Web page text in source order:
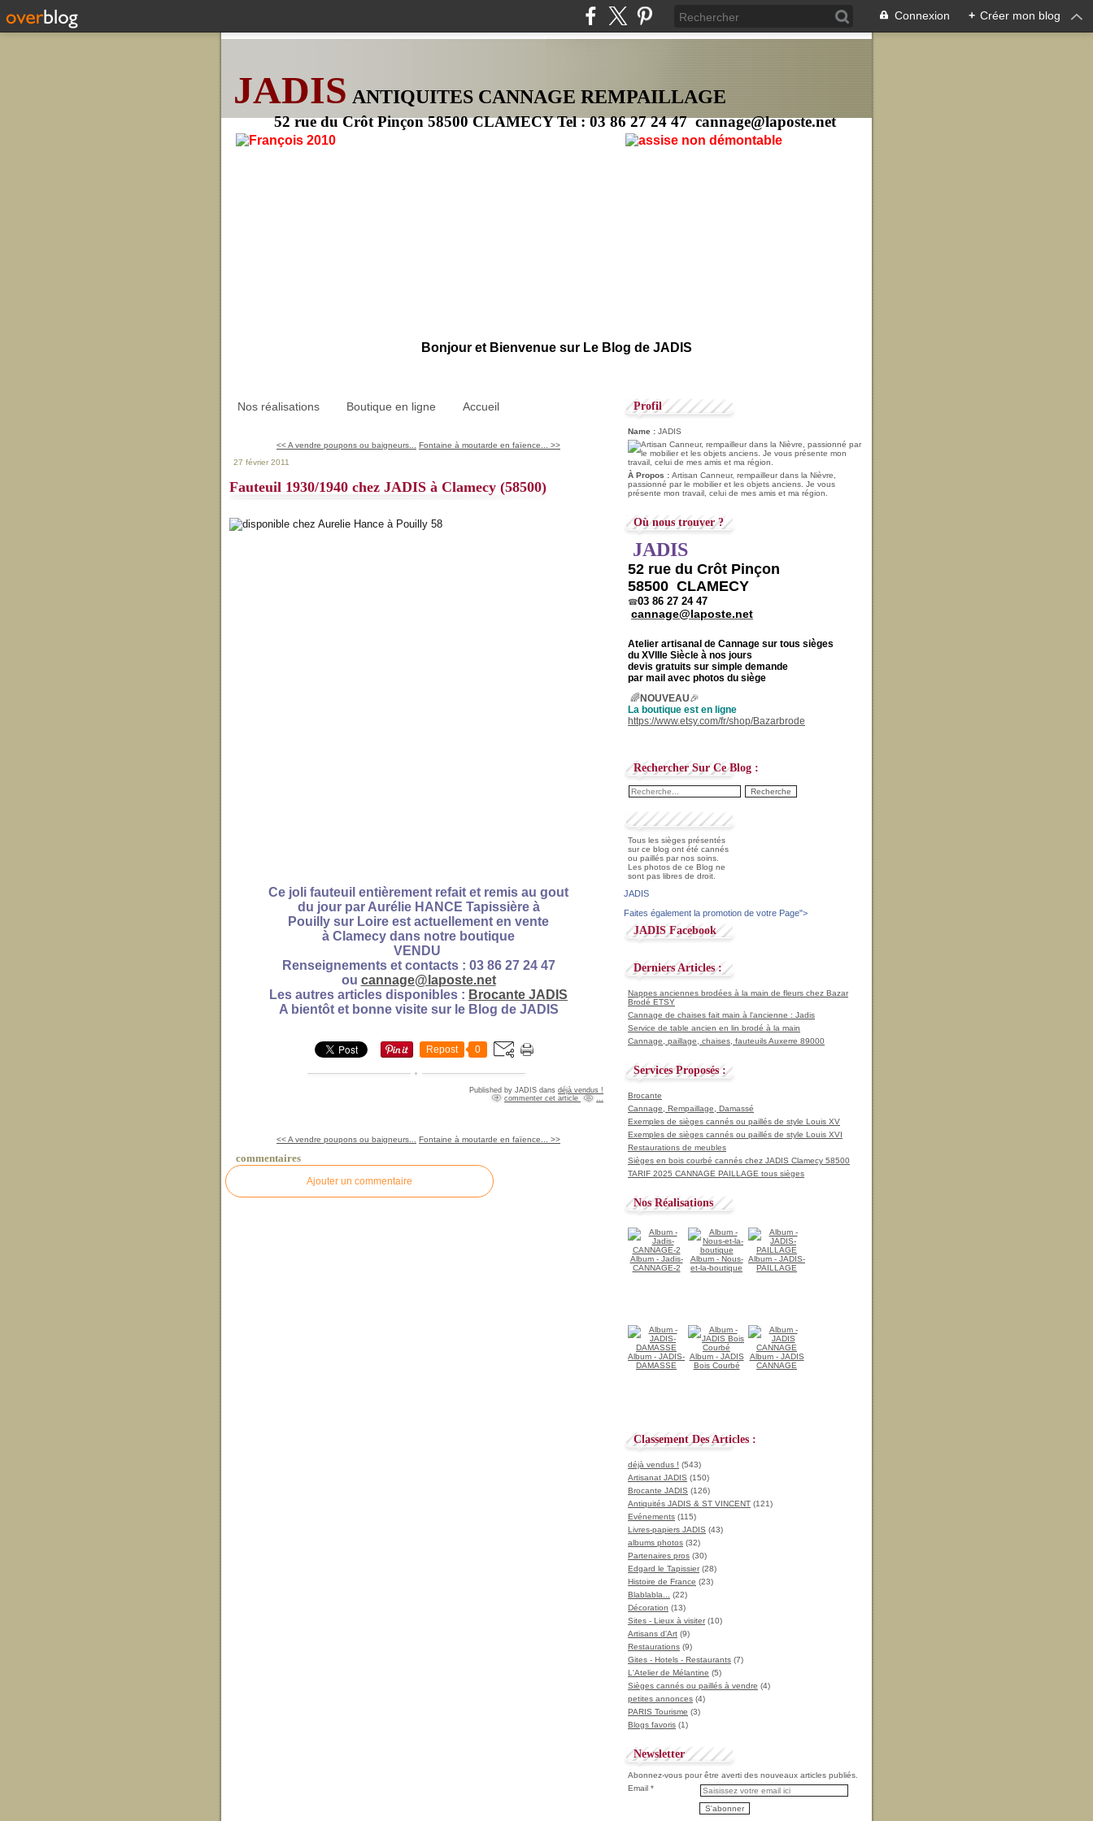
Connexion + Créer mon blog
JADIS ANTIQUITES CANNAGE REMPAILLAGE
52 rue du Crôt Pinçon 58500 CLAMECY Tel : 03 86 27 24 47 cannage@laposte.net
Bonjour et Bienvenue sur Le Blog de JADIS
Nos réalisations Boutique en ligne Accueil
<< A vendre poupons ou baigneurs...
Fontaine à moutarde en faïence... >>
27 février 2011
Fauteuil 1930/1940 chez JADIS à Clamecy (58500)
Ce joli fauteuil entièrement refait et remis au gout
du jour par Aurélie HANCE Tapissière à
Pouilly sur Loire est actuellement en vente
à Clamecy dans notre boutique
VENDU
Renseignements et contacts : 03 86 27 24 47
ou cannage@laposte.net
Les autres articles disponibles : Brocante JADIS
A bientôt et bonne visite sur le Blog de JADIS
Repost 0
Published by JADIS dans déjà vendus !
commenter cet article
<< A vendre poupons ou baigneurs... Fontaine à moutarde en faïence... >>
commentaires
Ajouter un commentaire
Profil
Name : JADIS
À Propos : Artisan Canneur, rempailleur dans la Nièvre,
passionné par le mobilier et les objets anciens. Je vous
présente mon travail, celui de mes amis et ma région.
Où nous trouver ?
JADIS
52 rue du Crôt Pinçon
58500 CLAMECY
☎03 86 27 24 47
cannage@laposte.net
Atelier artisanal de Cannage sur tous sièges
du XVIIIe Siècle à nos jours
devis gratuits sur simple demande
par mail avec photos du siège
🌈NOUVEAU🎉
La boutique est en ligne
https://www.etsy.com/fr/shop/Bazarbrode
Rechercher Sur Ce Blog :
Tous les sièges présentés
sur ce blog ont été cannés
ou paillés par nos soins.
Les photos de ce Blog ne
sont pas libres de droit.
JADIS
Faites également la promotion de votre Page">
JADIS Facebook
Derniers Articles :
Nappes anciennes brodées à la main de fleurs chez Bazar
Brodé ETSY
Cannage de chaises fait main à l'ancienne : Jadis
Service de table ancien en lin brodé à la main
Cannage, paillage, chaises, fauteuils Auxerre 89000
Services Proposés :
Brocante
Cannage, Rempaillage, Damassé
Exemples de sièges cannés ou paillés de style Louis XV
Exemples de sièges cannés ou paillés de style Louis XVI
Restaurations de meubles
Sièges en bois courbé cannés chez JADIS Clamecy 58500
TARIF 2025 CANNAGE PAILLAGE tous sièges
Nos Réalisations
Album - Jadis-
CANNAGE-2
Album - Nous-
et-la-boutique
Album - JADIS-
PAILLAGE
Album - JADIS-
DAMASSE
Album - JADIS
Bois Courbé
Album - JADIS
CANNAGE
Classement Des Articles :
déjà vendus ! (543)
Artisanat JADIS (150)
Brocante JADIS (126)
Antiquités JADIS & ST VINCENT (121)
Evénements (115)
Livres-papiers JADIS (43)
albums photos (32)
Partenaires pros (30)
Edgard le Tapissier(28)
Histoire de France (23)
Blablabla...
(22)
Décoration (13)
Sites - Lieux à visiter(10)
Artisans d'Art (9)
Restaurations (9)
Gites - Hotels - Restaurants (7)
L'Atelier de Mélantine (5)
Sièges cannés ou paillés à vendre (4)
petites annonces (4)
PARIS Tourisme (3)
Blogs favoris (1)
Newsletter
Abonnez-vous pour être averti des nouveaux articles publiés.
Email